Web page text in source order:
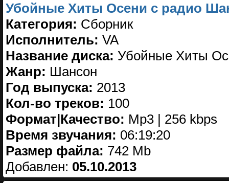
Убойные Хиты Осени с радио
Категория: Сборник
Исполнитель: VA
Название диска: Убойные Хиты
Жанр: Шансон
Год выпуска: 2013
Кол-во треков: 100
Формат|Качество: Mp3 | 256 kbps
Время звучания: 06:19:20
Размер файла: 742 Mb
Добавлен: 05.10.2013